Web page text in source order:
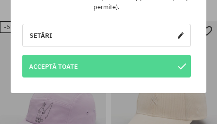
-6%
New
permite).
SETĂRI
ACCEPTĂ TOATE